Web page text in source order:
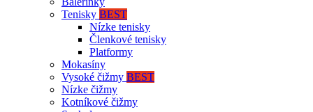
Tenisky BEST
Nízke tenisky
Členkové tenisky
Platformy
Mokasíny
Vysoké čižmy BEST
Nízke čižmy
Kotníkové čižmy